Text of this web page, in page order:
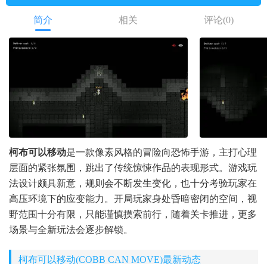
简介 相关 评论(0)
柯布可以移动是一款像素风格的冒险向恐怖手游，主打心理
层面的紧张氛围，跳出了传统惊悚作品的表现形式。游戏玩
法设计颇具新意，规则会不断发生变化，也十分考验玩家在
高压环境下的应变能力。开局玩家身处昏暗密闭的空间，视
野范围十分有限，只能谨慎摸索前行，随着关卡推进，更多
场景与全新玩法会逐步解锁。
柯布可以移动(COBB CAN MOVE)最新动态